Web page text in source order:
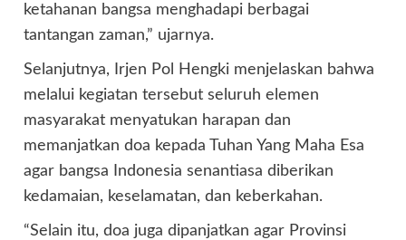
ketahanan bangsa menghadapi berbagai
tantangan zaman,” ujarnya.
Selanjutnya, Irjen Pol Hengki menjelaskan bahwa
melalui kegiatan tersebut seluruh elemen
masyarakat menyatukan harapan dan
memanjatkan doa kepada Tuhan Yang Maha Esa
agar bangsa Indonesia senantiasa diberikan
kedamaian, keselamatan, dan keberkahan.
“Selain itu, doa juga dipanjatkan agar Provinsi